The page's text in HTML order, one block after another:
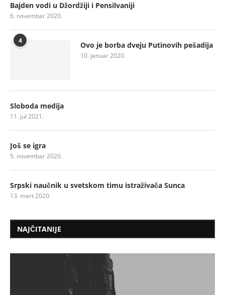
Bajden vodi u Džordžiji i Pensilvaniji
6. novembar 2020.
4 Ovo je borba dveju Putinovih pešadija
10. januar 2020.
Sloboda medija
11. jul 2021.
Još se igra
5. novembar 2020.
Srpski naučnik u svetskom timu istraživača Sunca
13. mart 2020.
NAJČITANIJE